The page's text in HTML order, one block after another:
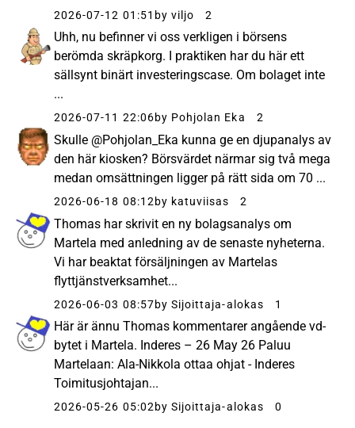
2026-07-12 01:51 by viljo 2
Uhh, nu befinner vi oss verkligen i börsens
berömda skräpkorg. I praktiken har du här ett
sällsynt binärt investeringscase. Om bolaget inte
...
2026-07-11 22:06by Pohjolan Eka 2
Skulle @Pohjolan_Eka kunna ge en djupanalys av
den här kiosken? Börsvärdet närmar sig två mega
medan omsättningen ligger på rätt sida om 70 ...
2026-06-18 08:12 by katuviisas 2
Thomas har skrivit en ny bolagsanalys om
Martela med anledning av de senaste nyheterna.
Vi har beaktat försäljningen av Martelas
flyttjänstverksamhet...
2026-06-03 08:57by Sijoittaja-alokas 1
Här är ännu Thomas kommentarer angående vd-
bytet i Martela. Inderes – 26 May 26 Paluu
Martelaan: Ala-Nikkola ottaa ohjat - Inderes
Toimitusjohtajan...
2026-05-26 05:02 by Sijoittaja-alokas 0